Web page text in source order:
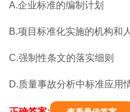
A.企业标准的编制计划
B.项目标准化实施的机构和
C.强制性条文的落实细则
D.质量事故分析中标准应用